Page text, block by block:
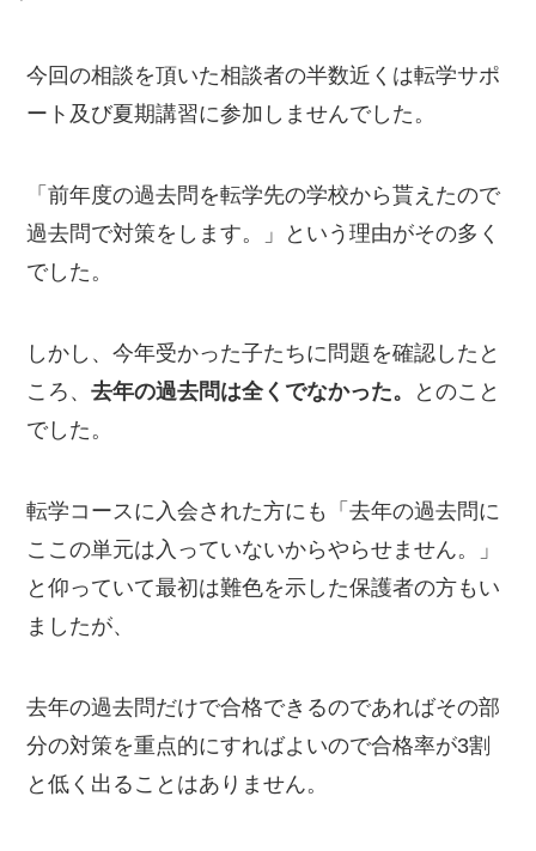
今回の相談を頂いた相談者の半数近くは転学サポ
ート及び夏期講習に参加しませんでした。
「前年度の過去問を転学先の学校から貰えたので
過去問で対策をします。」という理由がその多く
でした。
しかし、今年受かった子たちに問題を確認したと
ころ、去年の過去問は全くでなかった。
とのこと
でした。
転学コースに入会された方にも「去年の過去問に
ここの単元は入っていないからやらせません。」
と仰っていて最初は難色を示した保護者の方もい
ましたが、
去年の過去問だけで合格できるのであればその部
分の対策を重点的にすればよいので合格率が3割
と低く出ることはありません。